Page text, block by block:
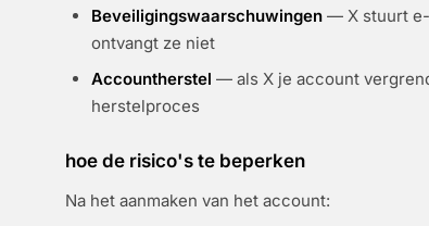
Beveiligingswaarschuwingen — X stuurt
ontvangt ze niet
Accountherstel — als X je account
herstelproces
hoe de risico's te beperken
Na het aanmaken van het account: